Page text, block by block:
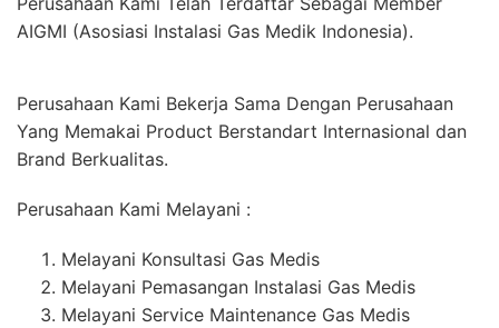
AIGMI (Asosiasi Instalasi Gas Medik Indonesia).
Perusahaan Kami Bekerja Sama Dengan Perusahaan
Yang Memakai Product Berstandart Internasional dan
Brand Berkualitas.
Perusahaan Kami Melayani :
Melayani Konsultasi Gas Medis
Melayani Pemasangan Instalasi Gas Medis
Melayani Service Maintenance Gas Medis